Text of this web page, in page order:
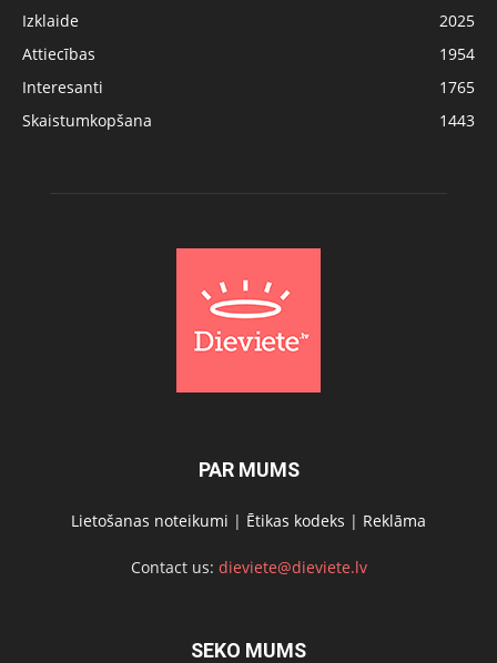
Izklaide
2025
Attiecības
1954
Interesanti
1765
Skaistumkopšana
1443
PAR MUMS
Lietošanas noteikumi | Ētikas kodeks | Reklāma
Contact us: dieviete@dieviete.lv
SEKO MUMS